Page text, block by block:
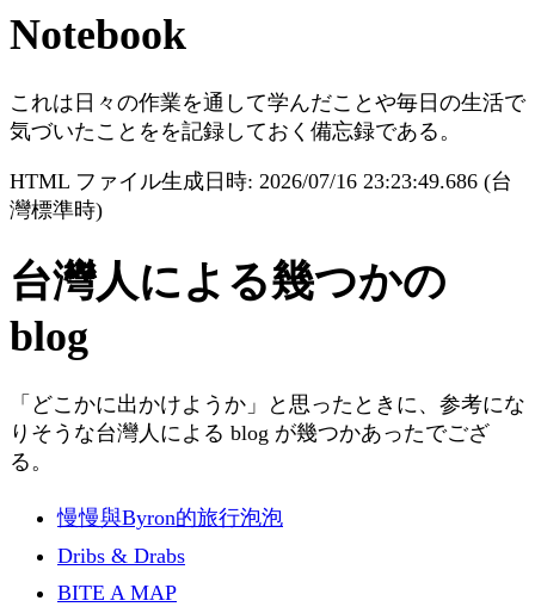
Notebook
これは日々の作業を通して学んだことや毎日の生活で
気づいたことをを記録しておく備忘録である。
HTML ファイル生成日時: 2026/07/16 23:23:49.686 (台
灣標準時)
台灣人による幾つかの
blog
「どこかに出かけようか」と思ったときに、参考にな
りそうな台灣人による blog が幾つかあったでござ
る。
慢慢與Byron的旅行泡泡
Dribs & Drabs
BITE A MAP